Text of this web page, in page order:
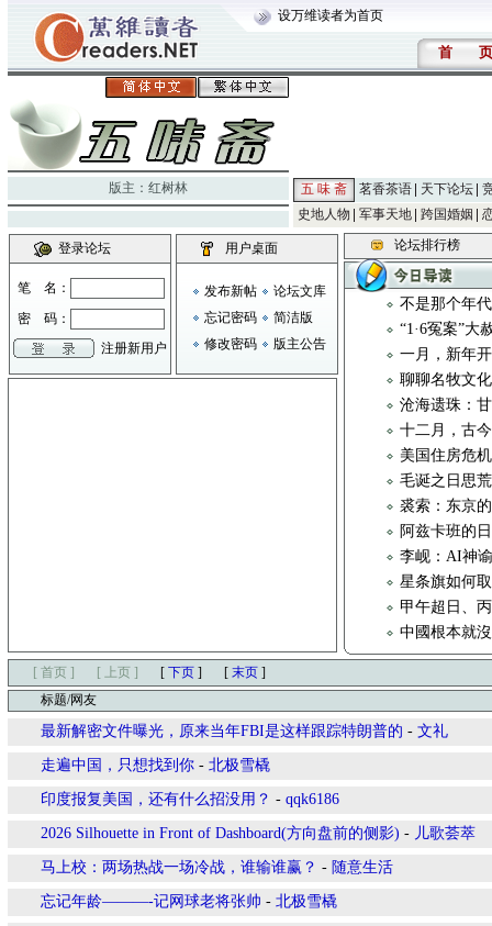
设万维读者为首页
首 页
版主： 红树林 五 味 斋 茗香茶语 天下论坛
史地人物
军事天地 跨国婚姻
登录论坛
笔 名：
密 码：
注册新用户
用户桌面
发布新帖
论坛文库
忘记密码
简洁版
修改密码
版主公告
论坛排行榜
不是那个年
“1·6冤案”大
一月，新年
聊聊名牧文
沧海遗珠：
十二月，古
美国住房危
毛诞之日思
裘索：东京
阿兹卡班的
李岘：AI神
星条旗如何
甲午超日、
中國根本就
[ 首页 ] [ 上页 ] [ 下页 ] [ 末页 ]
标题/网友
最新解密文件曝光，原来当年FBI是这样跟踪特朗普的 - 文礼
走遍中国，只想找到你 - 北极雪橇
印度报复美国，还有什么招没用？ - qqk6186
2026 Silhouette in Front of Dashboard(方向盘前的侧影) - 儿歌荟萃
马上校：两场热战一场冷战，谁输谁赢？ - 随意生活
忘记年龄———-记网球老将张帅 - 北极雪橇